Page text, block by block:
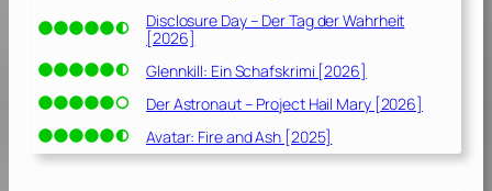
Disclosure Day – Der Tag der Wahrheit
[2026]
Glennkill: Ein Schafskrimi [2026]
Der Astronaut – Project Hail Mary [2026]
Avatar: Fire and Ash [2025]